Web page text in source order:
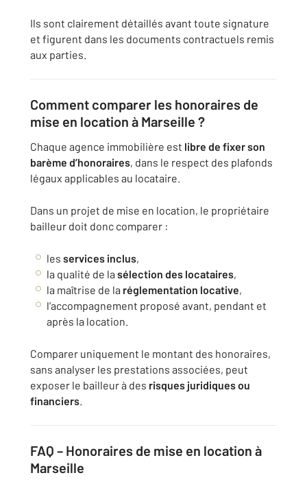
Ils sont clairement détaillés avant toute signature
et figurent dans les documents contractuels remis
aux parties.
Comment comparer les honoraires de
mise en location à Marseille ?
Chaque agence immobilière est libre de fixer son
barème d’honoraires, dans le respect des plafonds
légaux applicables au locataire.
Dans un projet de mise en location, le propriétaire
bailleur doit donc comparer :
les services inclus,
la qualité de la sélection des locataires,
la maîtrise de la réglementation locative,
l’accompagnement proposé avant, pendant et
après la location.
Comparer uniquement le montant des honoraires,
sans analyser les prestations associées, peut
exposer le bailleur à des risques juridiques ou
financiers.
FAQ – Honoraires de mise en location à
Marseille